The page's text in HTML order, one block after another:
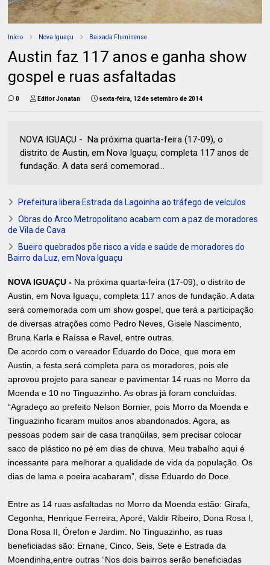
Início Nova Iguaçu Baixada Fluminense
Austin faz 117 anos e ganha show
gospel e ruas asfaltadas
0 Editor Jonatan sexta-feira, 12 de setembro de 2014
NOVA IGUAÇU - Na próxima quarta-feira (17-09), o
distrito de Austin, em Nova Iguaçu, completa 117 anos de
fundação. A data será comemorad...
Prefeitura libera Estrada da Lagoinha ao tráfego de veículos
Obras do Arco Metropolitano acabam com a paz de moradores
de Vila de Cava
Bueiro quebrados põe risco a vida e saúde de moradores do
Bairro da Luz, em Nova Iguaçu
NOVA IGUAÇU - Na próxima quarta-feira (17-09), o distrito de
Austin, em Nova Iguaçu, completa 117 anos de fundação. A data
será comemorada com um show gospel, que terá a participação
de diversas atrações como Pedro Neves, Gisele Nascimento,
Bruna Karla e Raíssa e Ravel, entre outras.
De acordo com o vereador Eduardo do Doce, que mora em
Austin, a festa será completa para os moradores, pois ele
aprovou projeto para sanear e pavimentar 14 ruas no Morro da
Moenda e 10 no Tinguazinho. As obras já foram concluídas.
“Agradeço ao prefeito Nelson Bornier, pois Morro da Moenda e
Tinguazinho ficaram muitos anos abandonados. Agora, as
pessoas podem sair de casa tranqüilas, sem precisar colocar
saco de plástico no pé em dias de chuva. Meu trabalho aqui é
incessante para melhorar a qualidade de vida da população. Os
dias de lama e poeira acabaram”, disse Eduardo do Doce.
Entre as 14 ruas asfaltadas no Morro da Moenda estão: Girafa,
Cegonha, Henrique Ferreira, Aporé, Valdir Ribeiro, Dona Rosa I,
Dona Rosa II, Órefon e Jardim. No Tinguazinho, as ruas
beneficiadas são: Ernane, Cinco, Seis, Sete e Estrada da
Moendinha,entre outras “Nos dois bairros serão beneficiadas